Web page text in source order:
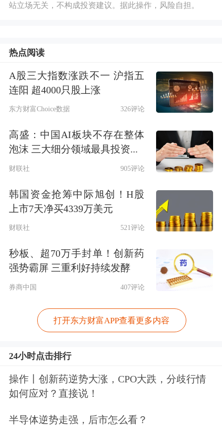
站立场无关，不构成投资建议。据此操作，风险自担。
热点阅读
A股三大指数涨跌不一 沪指五
连阳 超4000只股上涨
东方财富Choice数据 326评论
高盛：中国AI板块不存在整体
泡沫 三大细分领域最具投资...
财联社 905评论
韩国资金抢筹中际旭创！H股
上市7天净买4339万美元
财联社 521评论
秒板、超70万手封单！创新药
强势霸屏 三重利好持续发酵
券商中国 407评论
打开东方财富APP查看更多内容
24小时点击排行
操作丨创新药逆势大涨，CPO大跌，分歧行情
如何应对？直接说！
半导体逆势走强，后市怎么看？